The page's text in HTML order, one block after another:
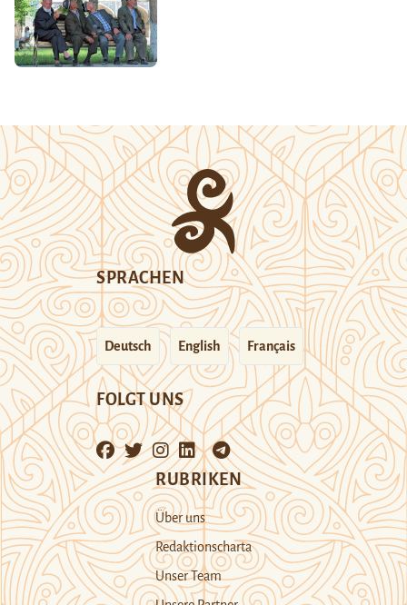
SPRACHEN
Deutsch English Français
FOLGT UNS
RUBRIKEN
Über uns
Redaktionscharta
Unser Team